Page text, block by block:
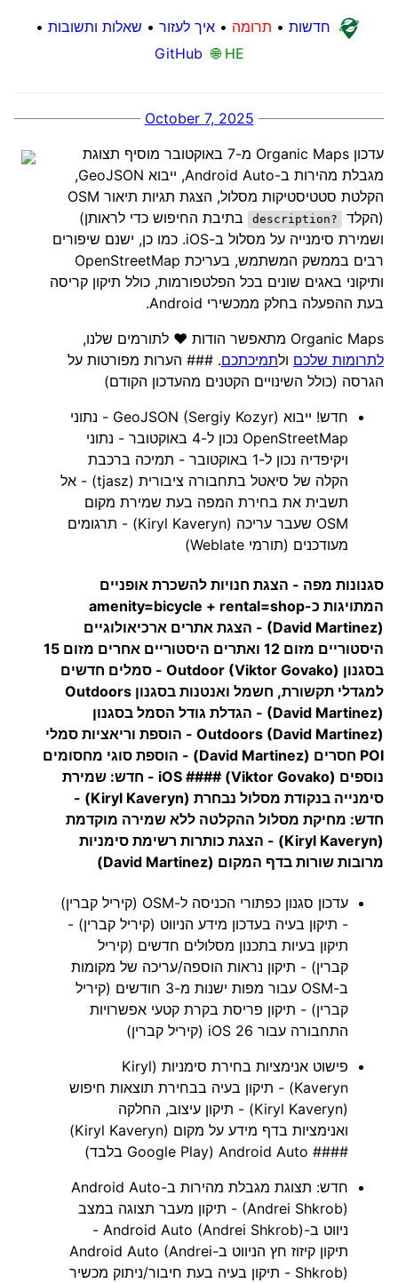
חדשות • תרומה •איך לעזור • שאלות ותשובות •
GitHub 🌐 HE
October 7, 2025
עדכון Organic Maps מ-7 באוקטובר מוסיף תצוגת
מגבלת מהירות ב-Android Auto, ייבוא GeoJSON,
הקלטת סטטיסטיקות מסלול, הצגת תגיות תיאור OSM
(הקלד
?description
בתיבת החיפוש כדי לראותן)
ושמירת סימנייה על מסלול ב-iOS. כמו כן, ישנם שיפורים
רבים בממשק המשתמש, בעריכת OpenStreetMap
ותיקוני באגים שונים בכל הפלטפורמות, כולל תיקון קריסה
בעת ההפעלה בחלק ממכשירי Android.
Organic Maps מתאפשר הודות ❤️ לתורמים שלנו,
לתרומות שלכם ולתמיכתכם. ### הערות מפורטות על
הגרסה (כולל השינויים הקטנים מהעדכון הקודם)
חדש! ייבוא GeoJSON (Sergiy Kozyr) - נתוני
OpenStreetMap נכון ל-4 באוקטובר - נתוני
ויקיפדיה נכון ל-1 באוקטובר - תמיכה ברכבת
הקלה של סיאטל בתחבורה ציבורית (tjasz) - אל
תשבית את בחירת המפה בעת שמירת מקום
OSM שעבר עריכה (Kiryl Kaveryn) - תרגומים
מעודכנים (תורמי Weblate)
סגנונות מפה - הצגת חנויות להשכרת אופניים
המתויגות כ-amenity=bicycle + rental=shop
(David Martinez) - הצגת אתרים ארכיאולוגיים
היסטוריים מזום 12 ואתרים היסטוריים אחרים מזום 15
בסגנון Outdoor (Viktor Govako) - סמלים חדשים
למגדלי תקשורת, חשמל ואנטנות בסגנון Outdoors
(David Martinez) - הגדלת גודל הסמל בסגנון
Outdoors (David Martinez) - הוספת וריאציות סמלי
POI חסרים (David Martinez) - הוספת סוגי מחסומים
נוספים (Viktor Govako) #### iOS - חדש: שמירת
סימנייה בנקודת מסלול נבחרת (Kiryl Kaveryn) -
חדש: מחיקת מסלול ההקלטה ללא שמירה מוקדמת
(Kiryl Kaveryn) - הצגת כותרות רשימת סימניות
מרובות שורות בדף המקום (David Martinez)
עדכון סגנון כפתורי הכניסה ל-OSM (קיריל קברין)
- תיקון בעיה בעדכון מידע הניווט (קיריל קברין) -
תיקון בעיות בתכנון מסלולים חדשים (קיריל
קברין) - תיקון נראות הוספה/עריכה של מקומות
ב-OSM עבור מפות ישנות מ-3 חודשים (קיריל
קברין) - תיקון פריסת בקרת קטעי אפשרויות
התחבורה עבור iOS 26 (קיריל קברין)
פישוט אנימציות בחירת סימניות (Kiryl
Kaveryn) - תיקון בעיה בבחירת תוצאות חיפוש
(Kiryl Kaveryn) - תיקון עיצוב, החלקה
ואנימציות בדף מידע על מקום (Kiryl Kaveryn)
#### Android Auto (Google Play בלבד)
חדש: תצוגת מגבלת מהירות ב-Android Auto
(Andrei Shkrob) - תיקון מעבר תצוגה במצב
ניווט ב-Android Auto (Andrei Shkrob) -
תיקון קיזוז חץ הניווט ב-Android Auto (Andrei
Shkrob) - תיקון בעיה בעת חיבור/ניתוק מכשיר